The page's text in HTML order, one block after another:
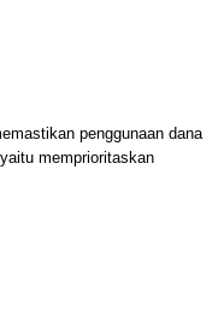
penggunaan dana
memprioritaskan